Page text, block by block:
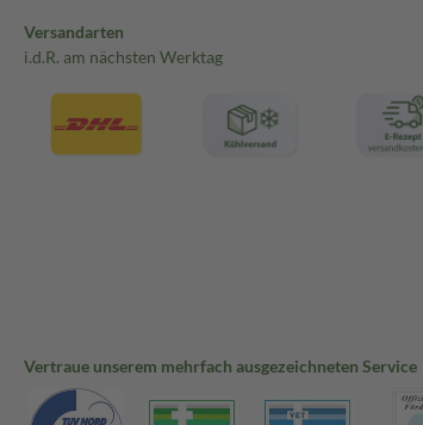
Versandarten
i.d.R. am nächsten Werktag
Vertraue unserem mehrfach ausgezeichneten Service